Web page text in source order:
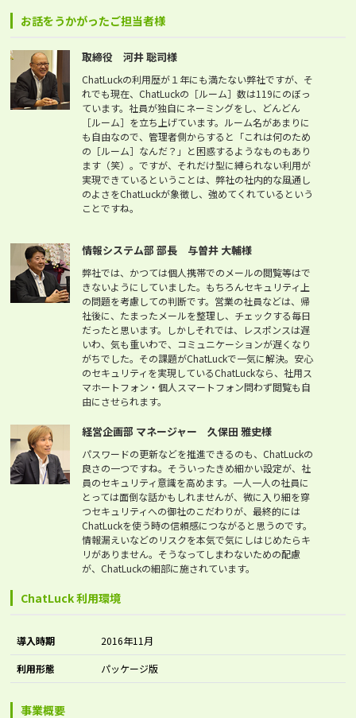
お話をうかがったご担当者様
取締役 河井 聡司様
ChatLuckの利用歴が１年にも満たない弊社ですが、そ
れでも現在、ChatLuckの［ルーム］数は119にのぼっ
ています。社員が独自にネーミングをし、どんどん
［ルーム］を立ち上げています。ルーム名があまりに
も自由なので、管理者側からすると「これは何のため
の［ルーム］なんだ？」と困惑するようなものもあり
ます（笑）。ですが、それだけ型に縛られない利用が
実現できているということは、弊社の社内的な風通し
のよさをChatLuckが象徴し、強めてくれているという
ことですね。
情報システム部 部長 与曽井 大輔様
弊社では、かつては個人携帯でのメールの閲覧等はで
きないようにしていました。もちろんセキュリティ上
の問題を考慮しての判断です。営業の社員などは、帰
社後に、たまったメールを整理し、チェックする毎日
だったと思います。しかしそれでは、レスポンスは遅
いわ、気も重いわで、コミュニケーションが遅くなり
がちでした。その課題がChatLuckで一気に解決。安心
のセキュリティを実現しているChatLuckなら、社用ス
マホートフォン・個人スマートフォン問わず閲覧も自
由にさせられます。
経営企画部 マネージャー 久保田 雅史様
パスワードの更新などを推進できるのも、ChatLuckの
良さの一つですね。そういったきめ細かい設定が、社
員のセキュリティ意識を高めます。一人一人の社員に
とっては面倒な話かもしれませんが、微に入り細を穿
つセキュリティへの御社のこだわりが、最終的には
ChatLuckを使う時の信頼感につながると思うのです。
情報漏えいなどのリスクを本気で気にしはじめたらキ
リがありません。そうなってしまわないための配慮
が、ChatLuckの細部に施されています。
ChatLuck 利用環境
導入時期 2016年11月
利用形態 パッケージ版
事業概要